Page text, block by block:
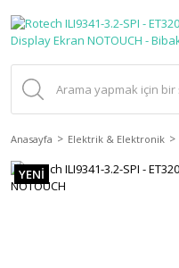
Anasayfa Elektrik & Elektronik
YENİ